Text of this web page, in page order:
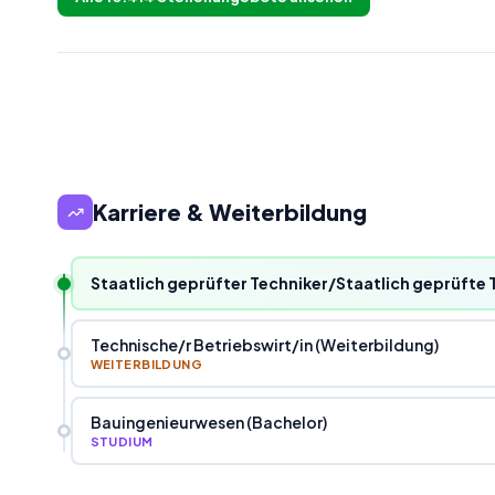
Karriere & Weiterbildung
Staatlich geprüfter Techniker/Staatlich geprüfte
Technische/r Betriebswirt/in (Weiterbildung)
WEITERBILDUNG
Bauingenieurwesen (Bachelor)
STUDIUM